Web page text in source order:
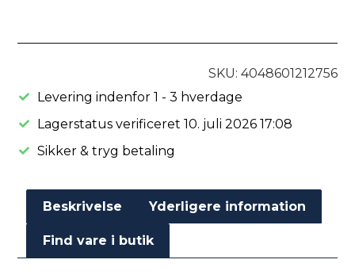
SKU: 4048601212756
Levering indenfor 1 - 3 hverdage
Lagerstatus verificeret 10. juli 2026 17:08
Sikker & tryg betaling
Beskrivelse Yderligere information
Find vare i butik